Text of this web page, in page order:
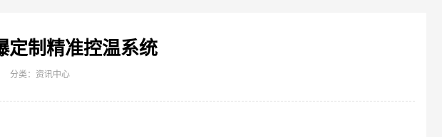
定制精准控温系统
分类： 资讯中心